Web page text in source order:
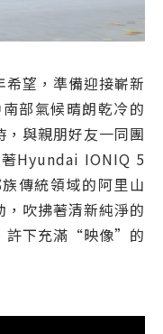
望，準備迎接嶄新
部氣候晴朗乾冷的
與親朋好友一同團
Hyundai IONIQ 5
傳統領域的阿里山
吹拂著清新純淨的
許下充滿“映像”的